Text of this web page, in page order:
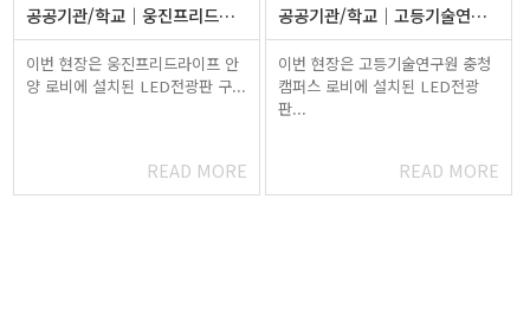
공공기관/학교 웅진프리드라이프 안양 로비 LED전광…
이번 현장은 웅진프리드라이프 안
양 로비에 설치된 LED전광판 구...
READ MORE
공공기관/학교 고등기술연구원 충청캠퍼스 로비 LED…
이번 현장은 고등기술연구원 충청
캠퍼스 로비에 설치된 LED전광
판...
READ MORE